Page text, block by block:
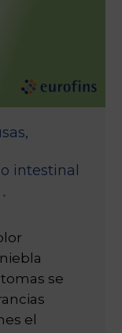
intestinal
se
el